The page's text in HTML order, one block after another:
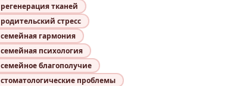
регенерация тканей
родительский стресс
семейная гармония
семейная психология
семейное благополучие
стоматологические проблемы